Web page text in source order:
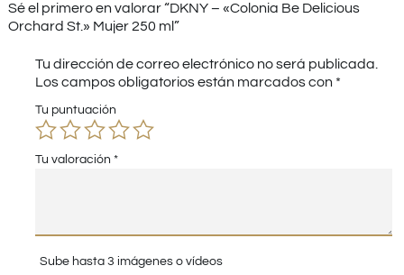
Sé el primero en valorar “DKNY – «Colonia Be Delicious
Orchard St.» Mujer 250 ml”
Tu dirección de correo electrónico no será publicada.
Los campos obligatorios están marcados con *
Tu puntuación
Tu valoración *
Sube hasta 3 imágenes o vídeos